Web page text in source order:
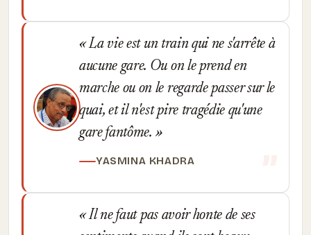
La vie est un train qui ne s'arrête à
aucune gare. Ou on le prend en
marche ou on le regarde passer sur le
quai, et il n'est pire tragédie qu'une
gare fantôme.
YASMINA KHADRA
Il ne faut pas avoir honte de ses